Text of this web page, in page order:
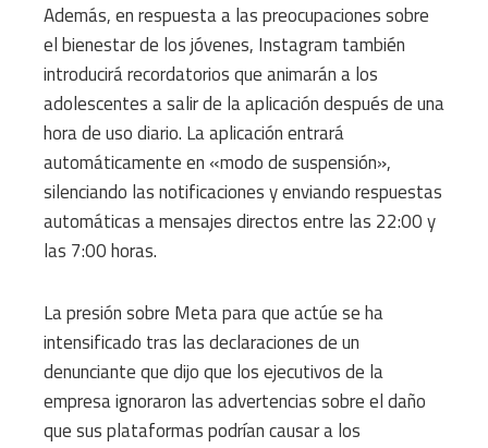
Además, en respuesta a las preocupaciones sobre
el bienestar de los jóvenes, Instagram también
introducirá recordatorios que animarán a los
adolescentes a salir de la aplicación después de una
hora de uso diario. La aplicación entrará
automáticamente en «modo de suspensión»,
silenciando las notificaciones y enviando respuestas
automáticas a mensajes directos entre las 22:00 y
las 7:00 horas.
La presión sobre Meta para que actúe se ha
intensificado tras las declaraciones de un
denunciante que dijo que los ejecutivos de la
empresa ignoraron las advertencias sobre el daño
que sus plataformas podrían causar a los